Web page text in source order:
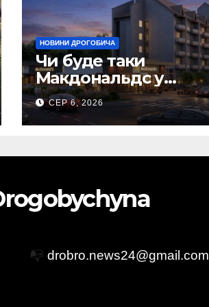
НОВИНИ ДРОГОБИЧА
Чи буде таки
Макдональдс у
Дрогобичі? (Фото)
СЕР 6, 2026
📭 drobro.news24@gmail.com